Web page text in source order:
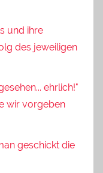
und ihre
des jeweiligen
ehrlich!"
wir vorgeben
geschickt die